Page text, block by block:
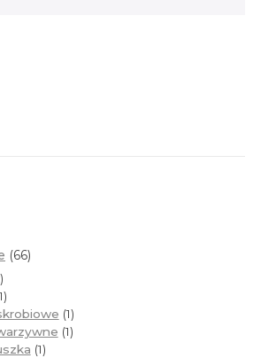
66
1
1
1